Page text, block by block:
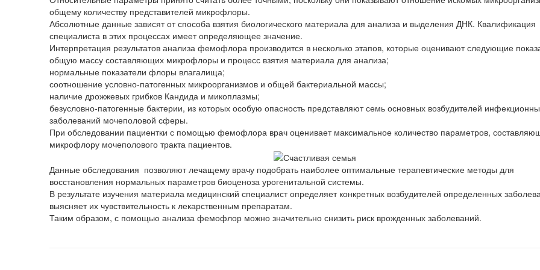
общему количеству представителей микрофлоры.
Абсолютные данные зависят от способа взятия биологического материала для анализа и выделения ДНК. Квалификация
специалиста в этих процессах имеет определяющее значение.
Интерпретация результатов анализа фемофлора производится в несколько этапов, которые оценивают следующие
общую массу составляющих микрофлоры и процесс взятия материала для анализа;
нормальные показатели флоры влагалища;
соотношение условно-патогенных микроорганизмов и общей бактериальной массы;
наличие дрожжевых грибков Кандида и микоплазмы;
безусловно-патогенные бактерии, из которых особую опасность представляют семь основных возбудителей
заболеваний мочеполовой сферы.
При обследовании пациентки с помощью фемофлора врач оценивает максимальное количество параметров,
микрофлору мочеполового тракта пациентов.
Данные обследования позволяют лечащему врачу подобрать наиболее оптимальные терапевтические методы для
восстановления нормальных параметров биоценоза урогенитальной системы.
В результате изучения материала медицинский специалист определяет конкретных возбудителей определенных
выясняет их чувствительность к лекарственным препаратам.
Таким образом, с помощью анализа фемофлор можно значительно снизить риск врожденных заболеваний.